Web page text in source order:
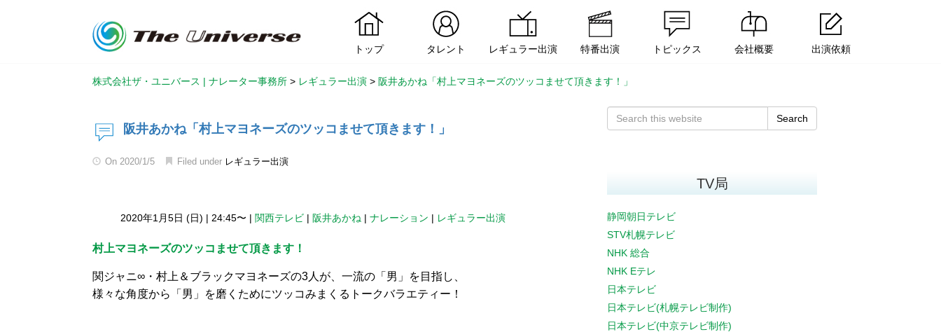
トップ タレント レギュラー出演 特番出演 トピックス 会社概要 出演依頼
株式会社ザ・ユニバース | ナレーター事務所 > レギュラー出演 > 阪井あかね「村上マヨネーズのツッコませて頂きます！」
阪井あかね「村上マヨネーズのツッコませて頂きます！」
On 2020/1/5 Filed under レギュラー出演
2020年1月5日 (日) | 24:45〜 | 関西テレビ | 阪井あかね | ナレーション | レギュラー出演
村上マヨネーズのツッコませて頂きます！
関ジャニ∞・村上＆ブラックマヨネーズの3人が、一流の「男」を目指し、
様々な角度から「男」を磨くためにツッコみまくるトークバラエティー！
Search
TV局
静岡朝日テレビ
STV札幌テレビ
NHK 総合
NHK Eテレ
日本テレビ
日本テレビ(札幌テレビ制作)
日本テレビ(中京テレビ制作)